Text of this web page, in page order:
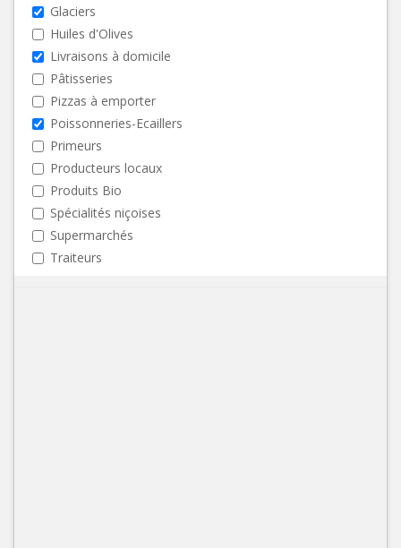
Glaciers
Huiles d'Olives
Livraisons à domicile
Pâtisseries
Pizzas à emporter
Poissonneries-Ecaillers
Primeurs
Producteurs locaux
Produits Bio
Spécialités niçoises
Supermarchés
Traiteurs